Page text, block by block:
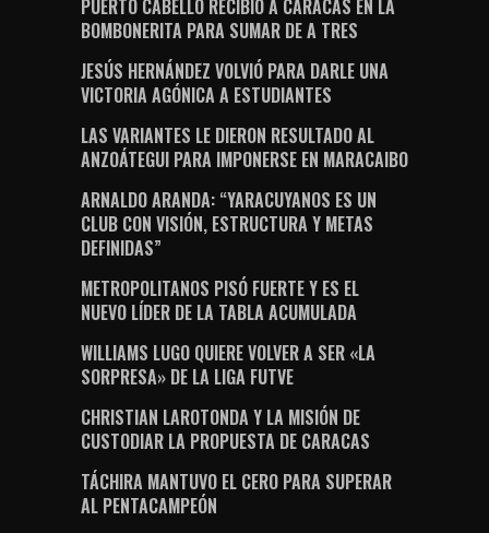
PUERTO CABELLO RECIBIÓ A CARACAS EN LA
BOMBONERITA PARA SUMAR DE A TRES
JESÚS HERNÁNDEZ VOLVIÓ PARA DARLE UNA
VICTORIA AGÓNICA A ESTUDIANTES
LAS VARIANTES LE DIERON RESULTADO AL
ANZOÁTEGUI PARA IMPONERSE EN MARACAIBO
ARNALDO ARANDA: “YARACUYANOS ES UN
CLUB CON VISIÓN, ESTRUCTURA Y METAS
DEFINIDAS”
METROPOLITANOS PISÓ FUERTE Y ES EL
NUEVO LÍDER DE LA TABLA ACUMULADA
WILLIAMS LUGO QUIERE VOLVER A SER «LA
SORPRESA» DE LA LIGA FUTVE
CHRISTIAN LAROTONDA Y LA MISIÓN DE
CUSTODIAR LA PROPUESTA DE CARACAS
TÁCHIRA MANTUVO EL CERO PARA SUPERAR
AL PENTACAMPEÓN